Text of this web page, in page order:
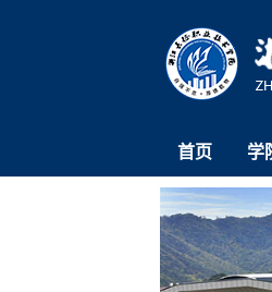
首页 学